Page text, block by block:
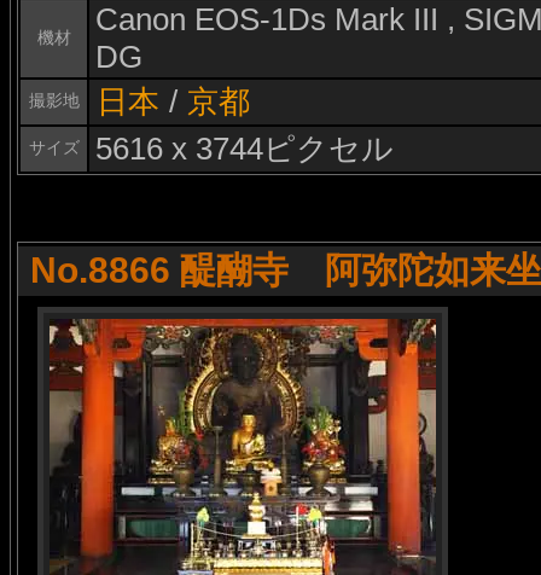
機材
Canon EOS-1Ds Mark III ,
DG
撮影地 日本 / 京都
サイズ 5616 x 3744ピクセル
No.8866 醍醐寺 阿弥陀如来